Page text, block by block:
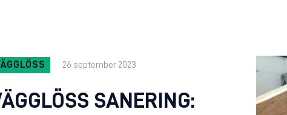
26 september 2023
SANERING: